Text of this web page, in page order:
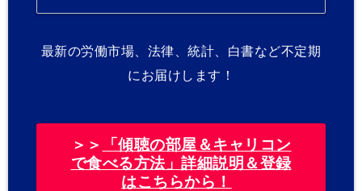
最新の労働市場、法律、統計、白書など不定期
にお届けします！
＞＞
「傾聴の部屋＆キャリコン
で食べる方法」詳細説明＆登録
はこちらから！